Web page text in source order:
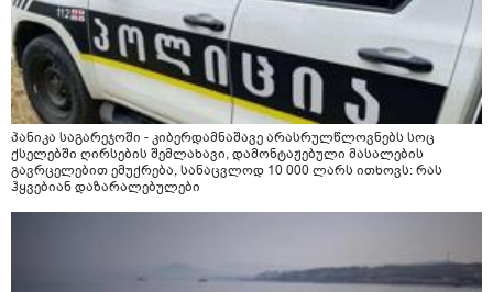
პანიკა საგარეჯოში - კიბერდამნაშავე არასრულწლოვნებს სოც
ქსელებში ღირსების შემლახავი, დამონტაჟებული მასალების
გავრცელებით ემუქრება, სანაცვლოდ 10 000 ლარს ითხოვს: რას
ჰყვებიან დაზარალებულები